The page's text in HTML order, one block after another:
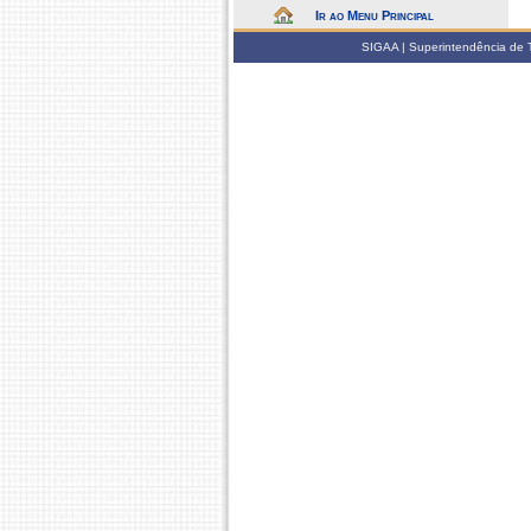
Ir ao Menu Principal
SIGAA | Superintendência de